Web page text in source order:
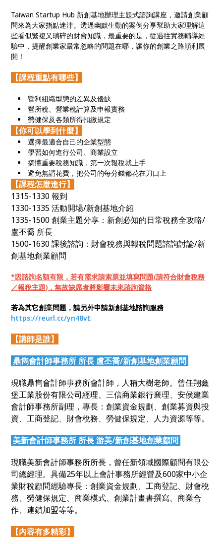
Taiwan Startup Hub 新創基地辦理主題式諮詢講座，邀請創業顧
問來為大家指點迷津。透過幽默生動的案例分享幫助大家理解這
些看似繁複又瑣碎的財會知識，最重要的是，從過往實務輔導經
驗中，提醒創業家最常忽略的問題在哪，讓你的創業之路順利展
開！
【課程重點有哪些】
營利組織型態的差異及優缺
營所稅、營業稅計算及申報實務
勞健保及各類所得扣繳規定
【你可以學到什麼】
選擇最適合自己的企業型態
學習如何進行公司、商業設立
搞懂重要稅務知識，第一次報稅就上手
避免無謂花費，把公司的每分錢都花在刀口上
【課程怎麼進行】
1315-1330 報到
1330-1335 活動開場/新創基地介紹
1335-1500 創業主題分享：新創必知的日常稅務全攻略/
盧丕喬 所長
1500-1630 課後諮詢：財會稅務與報稅問題諮詢討論/新
創基地創業顧問
*因諮詢名額有限，若有需求請索票並填寫問題(請符合財會稅務
／報稅主題)，無故缺席者將影響未來諮詢資格
若為其它創業問題，請另外申請新創基地諮詢服務
https://reurl.cc/yn48vE
【講師是誰】
鼎雋會計師事務所 所長 盧丕喬/新創基地創業顧問
現職鼎雋會計師事務所會計師，人稱大樹老師。曾任翔鑫
堡工業股份有限公司經理、三信商業銀行襄理、安侯建業
會計師事務所副理，專長：創業資金規劃、創業募資與投
資、工商登記、財會稅務、勞健保規定、人力資源等等。
美新會計師事務所 所長 游美/新創基地創業顧問
現職美新會計師事務所所長，曾任新領域國際顧問有限公
司總經理。具備25年以上會計事務所經營及600家中小企
業財稅顧問經驗專長：創業資金規劃、工商登記、財會稅
務、勞健保規定、商業模式、創業計畫書撰寫、商業合
作、連鎖加盟等等。
【內容有多精彩】